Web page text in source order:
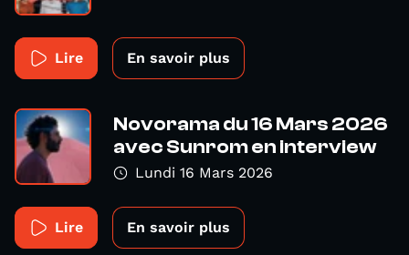
Lire En savoir plus
Novorama du 16 Mars 2026
avec Sunrom en interview
Lundi 16 Mars 2026
Lire En savoir plus